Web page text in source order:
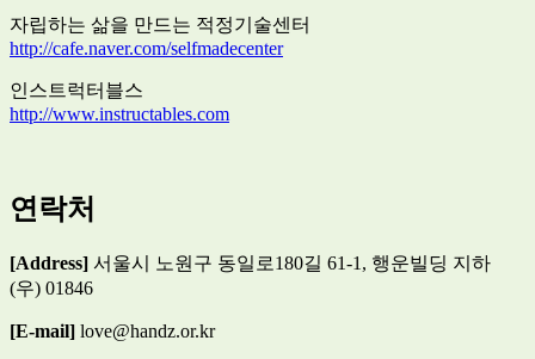
자립하는 삶을 만드는 적정기술센터
http://cafe.naver.com/selfmadecenter
인스트럭터블스
http://www.instructables.com
연락처
[Address] 서울시 노원구 동일로180길 61-1, 행운빌딩 지하
(우) 01846
[E-mail] love@handz.or.kr